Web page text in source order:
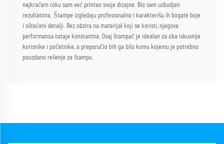
najkraćem roku sam već printao svoje dizajne. Bio sam uzbudjen
rezultatima. Štampe izgledaju profesionalno i karakterišu ih bogate boje
i oštećeni detalji. Bez obzira na materijal koji se koristi, njegova
performansа ostaje konstantna. Ovaj štampač je idealan za oba iskusnije
korisnike i početnike, a preporučio bih ga bilo komu kojemu je potrebno
pouzdano rešenje za štampu.